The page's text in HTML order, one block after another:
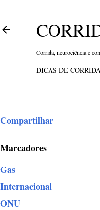
Corrida, neurociência e
DICAS DE CORRIDA
Compartilhar
Marcadores
Gas
Internacional
ONU